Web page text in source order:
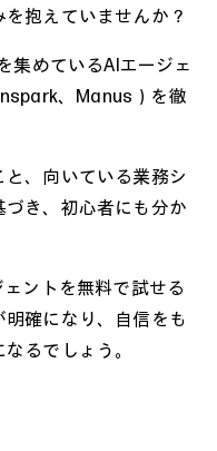
抱えていませんか？
集めているAIエージェ
、Manus）を徹
、向いている業務シ
き、初心者にも分か
ントを無料で試せる
確になり、自信をも
るでしょう。